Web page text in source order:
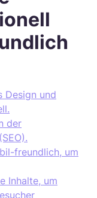
Design und
der
freundlich, um
Inhalte, um